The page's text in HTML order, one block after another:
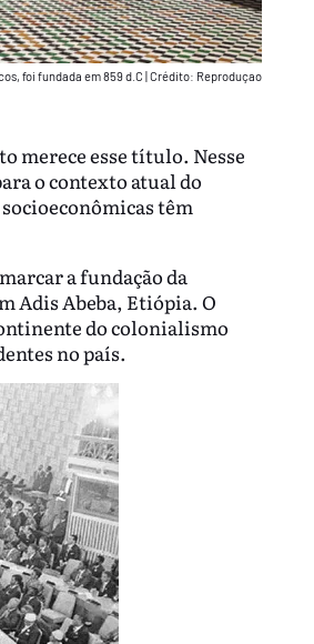
foi fundada em 859 d.C |Crédito: Reproduçao
merece esse título. Nesse
o contexto atual do
têm
a fundação da
Adis Abeba, Etiópia. O
do colonialismo
no país.